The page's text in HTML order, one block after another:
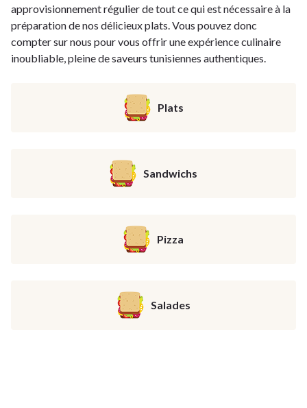
approvisionnement régulier de tout ce qui est nécessaire à la
préparation de nos délicieux plats. Vous pouvez donc
compter sur nous pour vous offrir une expérience culinaire
inoubliable, pleine de saveurs tunisiennes authentiques.
Plats
Sandwichs
Pizza
Salades